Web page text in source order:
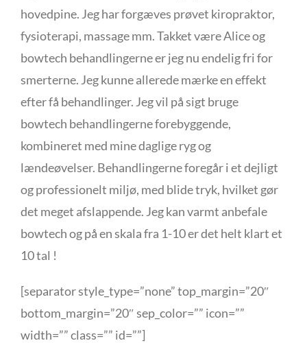
hovedpine. Jeg har forgæves prøvet kiropraktor,
fysioterapi, massage mm. Takket være Alice og
bowtech behandlingerne er jeg nu endelig fri for
smerterne. Jeg kunne allerede mærke en effekt
efter få behandlinger. Jeg vil på sigt bruge
bowtech behandlingerne forebyggende,
kombineret med mine daglige ryg og
lændeøvelser. Behandlingerne foregår i et dejligt
og professionelt miljø, med blide tryk, hvilket gør
det meget afslappende. Jeg kan varmt anbefale
bowtech og på en skala fra 1-10 er det helt klart et
10 tal !
[separator style_type=”none” top_margin=”20″
bottom_margin=”20″ sep_color=”” icon=””
width=”” class=”” id=””]